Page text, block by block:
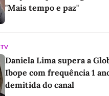
"Mais tempo e paz"
TV
Daniela Lima supera a
Ibope com frequência 1
demitida do canal